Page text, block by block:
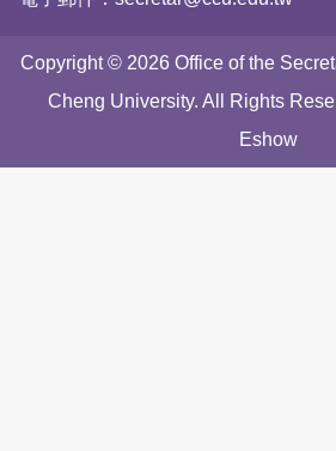
Copyright © 2026 Office of the
Cheng University. All Rights
Eshow